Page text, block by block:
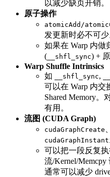
以减少缺页开销。
原子操作
atomicAdd/
发更新时必不可少
如果在 Warp 内做
( __shfl_sync) +
Warp Shuffle Intrinsics
如
__shfl_sync,
可以在 Warp 内
Shared Memory。
有用。
流图 (CUDA Graph)
cudaGraphCreate
可以把一段反复
流/Kernel/
通常可以减少